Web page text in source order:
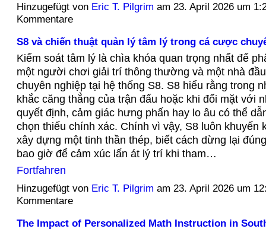
Hinzugefügt von Eric T. Pilgrim am 23. April 2026 um
Kommentare
S8 và chiến thuật quản lý tâm lý trong cá cược
Kiểm soát tâm lý là chìa khóa quan trọng nhất để
một người chơi giải trí thông thường và một nhà
chuyên nghiệp tại hệ thống S8. S8 hiểu rằng trong
khắc căng thẳng của trận đấu hoặc khi đối mặt với
quyết định, cảm giác hưng phấn hay lo âu có thể
chọn thiếu chính xác. Chính vì vậy, S8 luôn khuyến
xây dựng một tinh thần thép, biết cách dừng lại
bao giờ để cảm xúc lấn át lý trí khi tham…
Fortfahren
Hinzugefügt von Eric T. Pilgrim am 23. April 2026 um
Kommentare
The Impact of Personalized Math Instruction in